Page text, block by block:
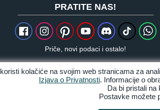
PRATITE NAS!
Priče, novi podaci i ostalo!
Zasluge & Pravne obavijesti
koristi kolačiće na svojim web stranicama za
Izjava o Privatnosti. Informacije o
Da bi pristali na
Postavke možete